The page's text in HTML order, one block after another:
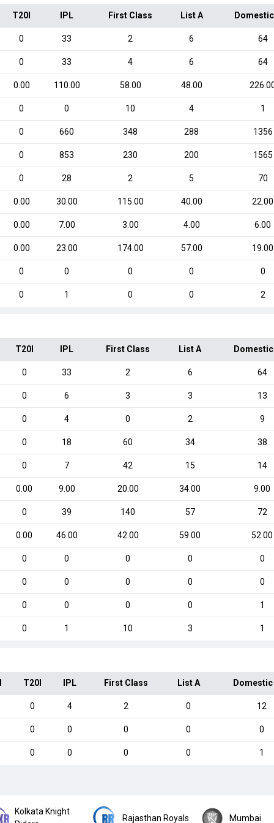
T20I IPL First Class List A
0 33 2 6 64
0 33 4 6 64
0.00 110.00 58.00 48.00
0 0 10 4 1
0 660 348 288 1356
0 853 230 200 1565
0 28 2 5 70
0.00 30.00 115.00 40.00 22.00
0.00 7.00 3.00 4.00 6.00
0.00 23.00 174.00 57.00 19.00
0 0 0 0 0
0 1 0 0 2
T20I IPL First Class List A
0 33 2 6 64
0 6 3 3 13
0 4 0 2 9
0 18 60 34 38
0 7 42 15 14
0.00 9.00 20.00 34.00 9.00
0 39 140 57 72
0.00 46.00 42.00 59.00 52.00
0 0 0 0 0
0 0 0 0 0
0 0 0 0 1
0 1 10 3 1
T20I IPL First Class List A
0 4 2 0 12
0 0 0 0 0
0 0 0 0 1
Kolkata Knight
Rajasthan Royals Mumbai